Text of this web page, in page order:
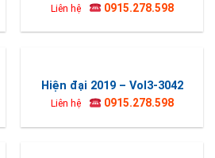
Liên hệ 0915.278.598
Hiện đại 2019 – Vol3-3042
Liên hệ 0915.278.598